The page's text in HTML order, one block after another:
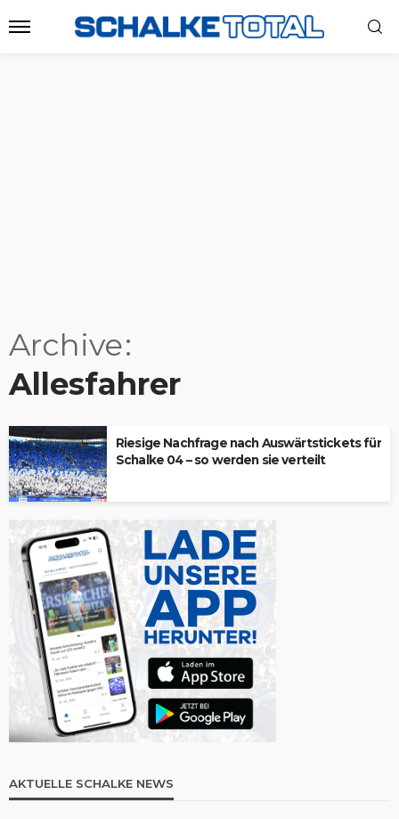
Archive
Allesfahrer
Riesige Nachfrage nach Auswärtstickets für
Schalke 04 – so werden sie verteilt
AKTUELLE SCHALKE NEWS